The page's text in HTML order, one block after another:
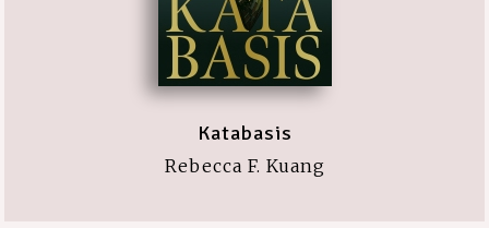
Katabasis
Rebecca F. Kuang